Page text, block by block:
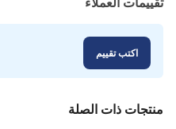
اكتب تقييم
منتجات ذات الصلة